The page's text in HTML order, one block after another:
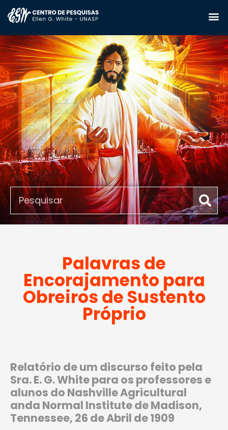
Palavras de
Encorajamento para
Obreiros de Sustento
Próprio
Relatório de um discurso feito pela
Sra. E. G. White para os professores e
alunos do Nashville Agricultural
anda Normal Institute de Madison,
Tennessee, 26 de Abril de 1909